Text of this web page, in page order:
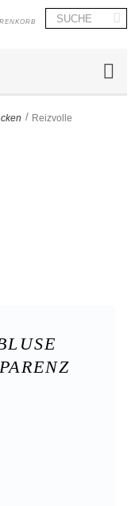
> Reizvolle